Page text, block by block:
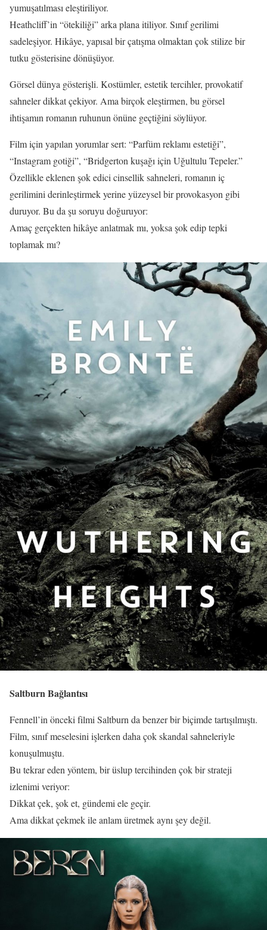
yumuşatılması eleştiriliyor.
Heathcliff’in “ötekiliği” arka plana itiliyor. Sınıf gerilimi
sadeleşiyor. Hikâye, yapısal bir çatışma olmaktan çok stilize bir
tutku gösterisine dönüşüyor.
Görsel dünya gösterişli. Kostümler, estetik tercihler, provokatif
sahneler dikkat çekiyor. Ama birçok eleştirmen, bu görsel
ihtişamın romanın ruhunun önüne geçtiğini söylüyor.
Film için yapılan yorumlar sert: “Parfüm reklamı estetiği”,
“Instagram gotiği”, “Bridgerton kuşağı için Uğultulu Tepeler.”
Özellikle eklenen şok edici cinsellik sahneleri, romanın iç
gerilimini derinleştirmek yerine yüzeysel bir provokasyon gibi
duruyor. Bu da şu soruyu doğuruyor:
Amaç gerçekten hikâye anlatmak mı, yoksa şok edip tepki
toplamak mı?
Saltburn Bağlantısı
Fennell’in önceki filmi Saltburn da benzer bir biçimde tartışılmıştı.
Film, sınıf meselesini işlerken daha çok skandal sahneleriyle
konuşulmuştu.
Bu tekrar eden yöntem, bir üslup tercihinden çok bir strateji
izlenimi veriyor:
Dikkat çek, şok et, gündemi ele geçir.
Ama dikkat çekmek ile anlam üretmek aynı şey değil.